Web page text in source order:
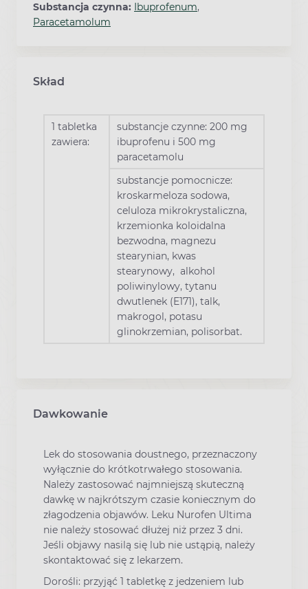
Substancja czynna: Ibuprofenum,
Paracetamolum
Skład
1 tabletka
zawiera:
substancje czynne: 200 mg
ibuprofenu i 500 mg
paracetamolu
substancje pomocnicze:
kroskarmeloza sodowa,
celuloza mikrokrystaliczna,
krzemionka koloidalna
bezwodna, magnezu
stearynian, kwas
stearynowy, alkohol
poliwinylowy, tytanu
dwutlenek (E171), talk,
makrogol, potasu
glinokrzemian, polisorbat.
Dawkowanie
Lek do stosowania doustnego, przeznaczony
wyłącznie do krótkotrwałego stosowania.
Należy zastosować najmniejszą skuteczną
dawkę w najkrótszym czasie koniecznym do
złagodzenia objawów. Leku Nurofen Ultima
nie należy stosować dłużej niż przez 3 dni.
Jeśli objawy nasilą się lub nie ustąpią, należy
skontaktować się z lekarzem.
Dorośli: przyjąć 1 tabletkę z jedzeniem lub